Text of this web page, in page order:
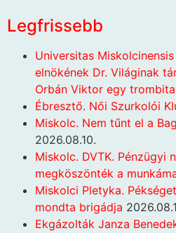
Legfrissebb
Universitas
elnökének Dr. Világinak
Orbán Viktor egy
Ébresztő. Női Szurkolói
Miskolc. Nem tűnt el a
2026.08.10.
Miskolc. DVTK. Pénzügyi
megköszönték a
Miskolci Pletyka.
mondta brigádja
Ekgázolták Janza